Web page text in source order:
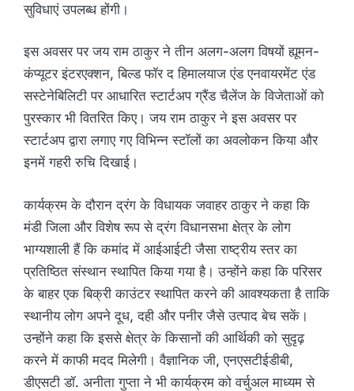
सुविधाएं उपलब्ध होंगी।
इस अवसर पर जय राम ठाकुर ने तीन अलग-अलग विषयों ह्यूमन-
कंप्यूटर इंटरएक्शन, बिल्ड फॉर द हिमालयाज एंड एनवायरमेंट एंड
सस्टेनेबिलिटी पर आधारित स्टार्टअप ग्रैंड चैलेंज के विजेताओं को
पुरस्कार भी वितरित किए। जय राम ठाकुर ने इस अवसर पर
स्टार्टअप द्वारा लगाए गए विभिन्न स्टॉलों का अवलोकन किया और
इनमें गहरी रुचि दिखाई।
कार्यक्रम के दौरान द्रंग के विधायक जवाहर ठाकुर ने कहा कि
मंडी जिला और विशेष रूप से द्रंग विधानसभा क्षेत्र के लोग
भाग्यशाली हैं कि कमांद में आईआईटी जैसा राष्ट्रीय स्तर का
प्रतिष्ठित संस्थान स्थापित किया गया है। उन्होंने कहा कि परिसर
के बाहर एक बिक्री काउंटर स्थापित करने की आवश्यकता है ताकि
स्थानीय लोग अपने दूध, दही और पनीर जैसे उत्पाद बेच सकें।
उन्होंने कहा कि इससे क्षेत्र के किसानों की आर्थिकी को सुदृढ़
करने में काफी मदद मिलेगी। वैज्ञानिक जी, एनएसटीईडीबी,
डीएसटी डॉ. अनीता गुप्ता ने भी कार्यक्रम को वर्चुअल माध्यम से